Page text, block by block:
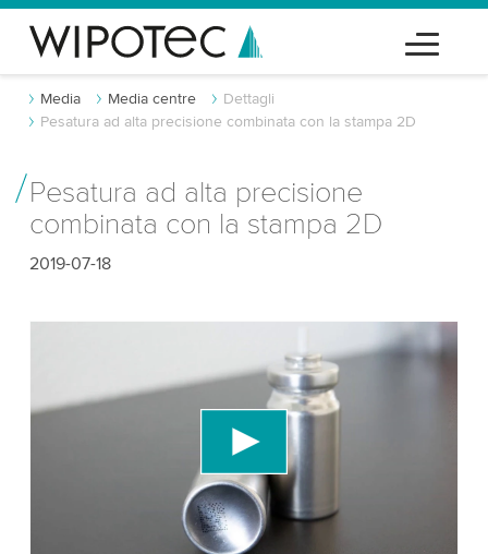
Media Media centre
Dettagli
Pesatura ad alta precisione combinata con la stampa 2D
Pesatura ad alta precisione
combinata con la stampa 2D
2019-07-18
Abbiamo bisogno del tuo consenso per
caricare il servizio video di YouTube!
Utilizziamo un servizio di terze parti per
incorporare contenuti video che potrebbe
raccogliere dati sulla tua attività. Per favore, rivedi
i dettagli e accetta il servizio per guardare questo